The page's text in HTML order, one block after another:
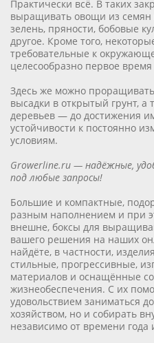
Практически всё. В таких
выращивать овощи из семян
зелень, пряности, бобовые
другое. Кроме того,
требовательные к
целесообразно первое
Здесь же можно
высадки в открытый грунт, а
деревьев — до достижения
устойчивости к постоянно
условиям.
Growerline.ru — надёжные,
под любые запросы!
Большие и компактные,
разным наполнением и при
внешне, боксы для
вашего решения на наших
найдёте, в частности,
стильные, прогрессивные,
материалов и оснащённые
жизнеобеспечения. С их
удовольствием заниматься
хозяйством, но и собирать
независимо от времени года